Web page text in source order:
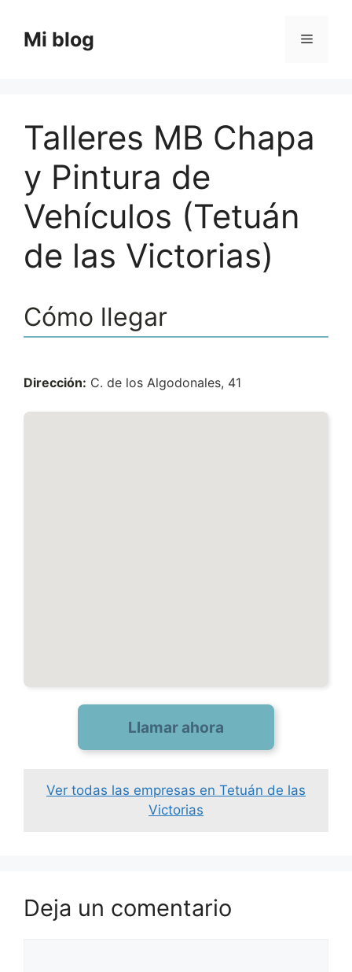
contenido
Mi blog Menú
Talleres MB Chapa
y Pintura de
Vehículos (Tetuán
de las Victorias)
Cómo llegar
Dirección: C. de los Algodonales, 41
Llamar ahora
Ver todas las empresas en Tetuán de las
Victorias
Deja un comentario